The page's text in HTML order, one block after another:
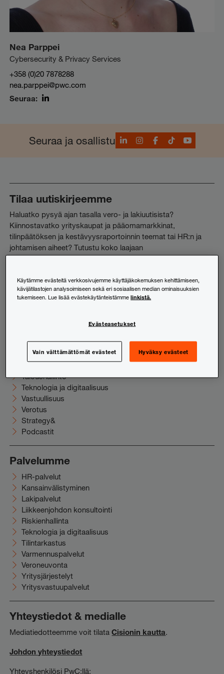
Nea Parppei
Cybersecurity & Privacy Services
+358 (0)20 7878288
nea.parppei@pwc.com
Seuraa:
Seuraa ja osallistuLinkedInInstagram
Facebook
TikTokYouTube
Tilaa uutiskirjeemme
Haluatko pysyä ajan tasalla vero- ja lakiuutisista?
Kiinnostavatko yrityskaupat ja pääomamarkkinat,
tilinpäätöksen ja kestävyysraportoinnin teemat tai HR:n ja
johtamisen aiheet? Tutustu koko laajaan
uutiskirjevalikoimaamme ja tilaa juuri sinua kiinnostavat
Tutustu ja tilaa
Elinkeinoelämä
HR ja johtaminen
Juridiikka
Taloushallinto
Teknologia ja digitaalisuus
Vastuullisuus
Verotus
Strategy&
Podcastit
Palvelumme
HR-palvelut
Kansainvälistyminen
Lakipalvelut
Liikkeenjohdon konsultointi
Riskienhallinta
Teknologia ja digitaalisuus
Tilintarkastus
Varmennuspalvelut
Veroneuvonta
Yritysjärjestelyt
Yritysvastuupalvelut
Yhteystiedot & medialle
Mediatiedotteemme voit tilataCisionin kautta.
Johdon yhteystiedot
Yhteyshenkilösi PwC:llä:
Käytämme evästeitä verkkosivujemme käyttäjäkokemuksen kehittämiseen,
kävijätilastojen analysoimiseen sekä eri sosiaalisen median ominaisuuksien
tukemiseen. Lue lisää evästekäytänteistämmelinkistä.
Evästeasetukset
Vain välttämättömät evästeet Hyväksy evästeet